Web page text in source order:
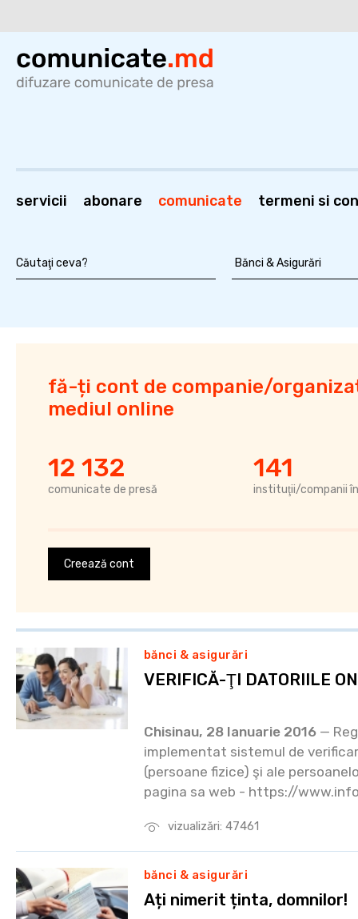
servicii abonare comunicate termeni si
fă-ți cont de companie/
mediul online
12 132
comunicate de presă
141
instituţii/companii
Creează cont
vizualizări: 47461
bănci & asigurări
VERIFICĂ-ŢI DATORIILE
Chisinau, 28 Ianuarie 2016 —
implementat sistemul de
(persoane fizice) şi ale
pagina sa web - https://
bănci & asigurări
Ați nimerit ținta, domnilor!